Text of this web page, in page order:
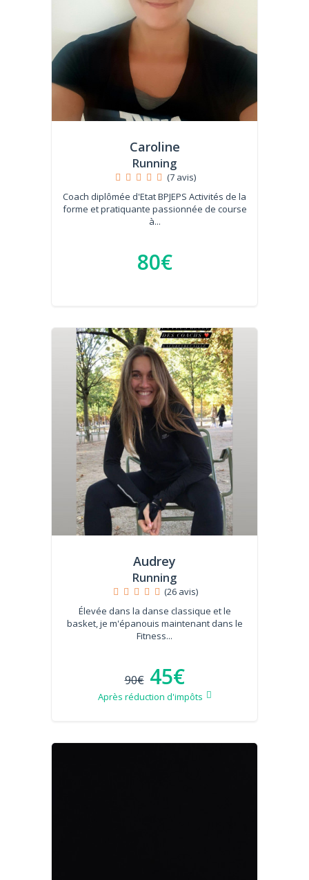
Caroline
Running
(7 avis)
Coach diplômée d'Etat BPJEPS Activités de la
forme et pratiquante passionnée de course
à...
80€
Audrey
Running
(26 avis)
Élevée dans la danse classique et le
basket, je m'épanouis maintenant dans le
Fitness...
90€ 45€
Après réduction d'impôts